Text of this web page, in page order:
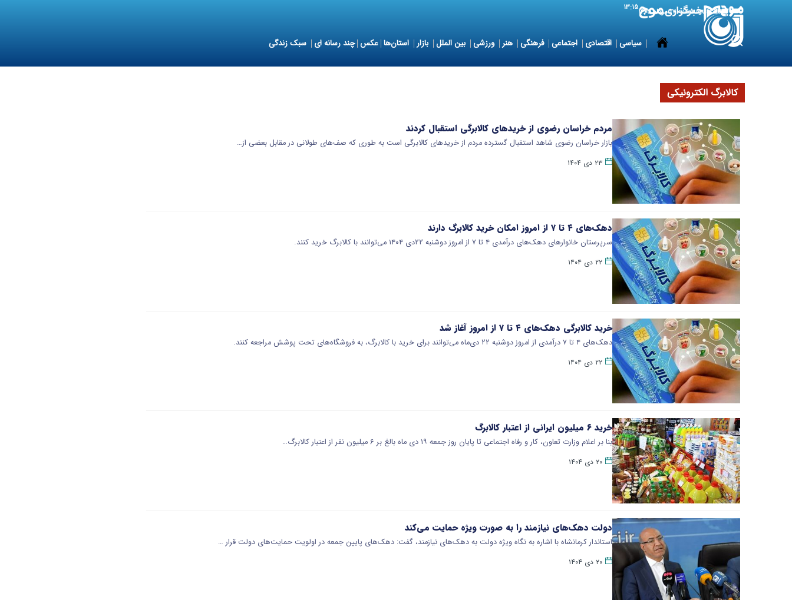
8 August 2026 شنبه ۱۷ مرداد ۱۴۰۵ ۱۳:۱۵
سیاسی اقتصادی اجتماعی فرهنگی هنر ورزشی بین الملل بازار استان‌ها عکس چند رسانه ای سبک زندگی
کالابرگ الکترونیکی
مردم خراسان رضوی از خریدهای کالابرگی استقبال کردند
بازار خراسان رضوی شاهد استقبال گسترده مردم از خریدهای کالابرگی است به طوری که صف‌های طولانی در مقابل بعضی از…
۲۳ دی ۱۴۰۴
دهک‌های ۴ تا ۷ از امروز امکان خرید کالابرگ دارند
سرپرستان خانوارهای دهک‌های درآمدی ۴ تا ۷ از امروز دوشنبه ۲۲دی ۱۴۰۴ می‌توانند ‌با کالابرگ خرید کنند.
۲۲ دی ۱۴۰۴
خرید کالابرگی دهک‌های ۴ تا ۷ از امروز آغاز شد
دهک‌های ۴ تا ۷ درآمدی از امروز دوشنبه ۲۲ دی‌ماه می‌توانند برای خرید با کالابرگ، به فروشگاه‌های تحت پوشش مراجعه کنند.
۲۲ دی ۱۴۰۴
خرید ۶ میلیون ایرانی از اعتبار کالابرگ
بنا بر اعلام وزارت تعاون، کار و رفاه اجتماعی تا پایان روز جمعه ۱۹ دی ماه بالغ بر ۶ میلیون نفر از اعتبار کالابرگ…
۲۰ دی ۱۴۰۴
دولت دهک‌های نیازمند را به صورت ویژه حمایت می‌کند
استاندار کرمانشاه با اشاره به نگاه ویژه دولت به دهک‌های نیازمند، گفت: دهک‌های پایین جمعه در اولویت حمایت‌های دولت قرار …
۲۰ دی ۱۴۰۴